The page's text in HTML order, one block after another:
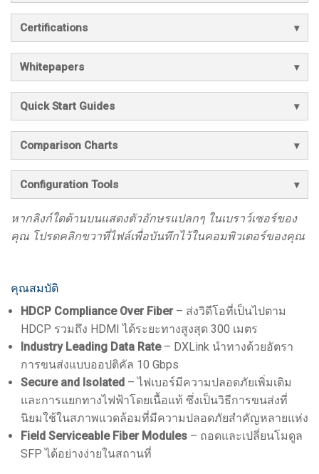
Certifications
Whitepapers
Quick Start Guides
Comparison Charts
Configuration Tools
หากลิงก์ใดด้านบนแสดงตัวอักษรแปลกๆ ในเบราว์เซอร์ของ
คุณ โปรดคลิกขวาที่ไฟล์เพื่อบันทึกไว้ในคอมพิวเตอร์ของคุณ
คุณสมบัติ
HDCP Compliance Over Fiber– ส่งวิดีโอที่เป็นไปตาม
HDCP รวมถึง HDMI ได้ระยะทางสูงสุด 300 เมตร
Industry Leading Data Rate– DXLink นำทางด้วยอัตรา
การขนส่งแบบออปติคัล 10 Gbps
Secure and Isolated – ไฟเบอร์มีความปลอดภัยเพิ่มเติม
และการแยกทางไฟฟ้าโดยเนื้อแท้ ซึ่งเป็นวิธีการขนส่งที่
นิยมใช้ในสภาพแวดล้อมที่มีความปลอดภัยสำคัญหลายแห่ง
Field Serviceable Fiber Modules – ถอดและเปลี่ยนโมดูล
SFP ได้อย่างง่ายในสถานที่